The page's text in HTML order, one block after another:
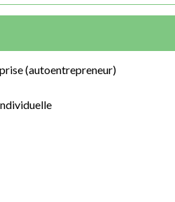
(autoentrepreneur)